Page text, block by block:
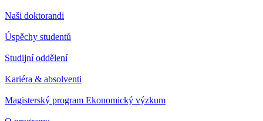
Naši doktorandi
Úspěchy studentů
Studijní oddělení
Kariéra & absolventi
Magisterský program Ekonomický výzkum